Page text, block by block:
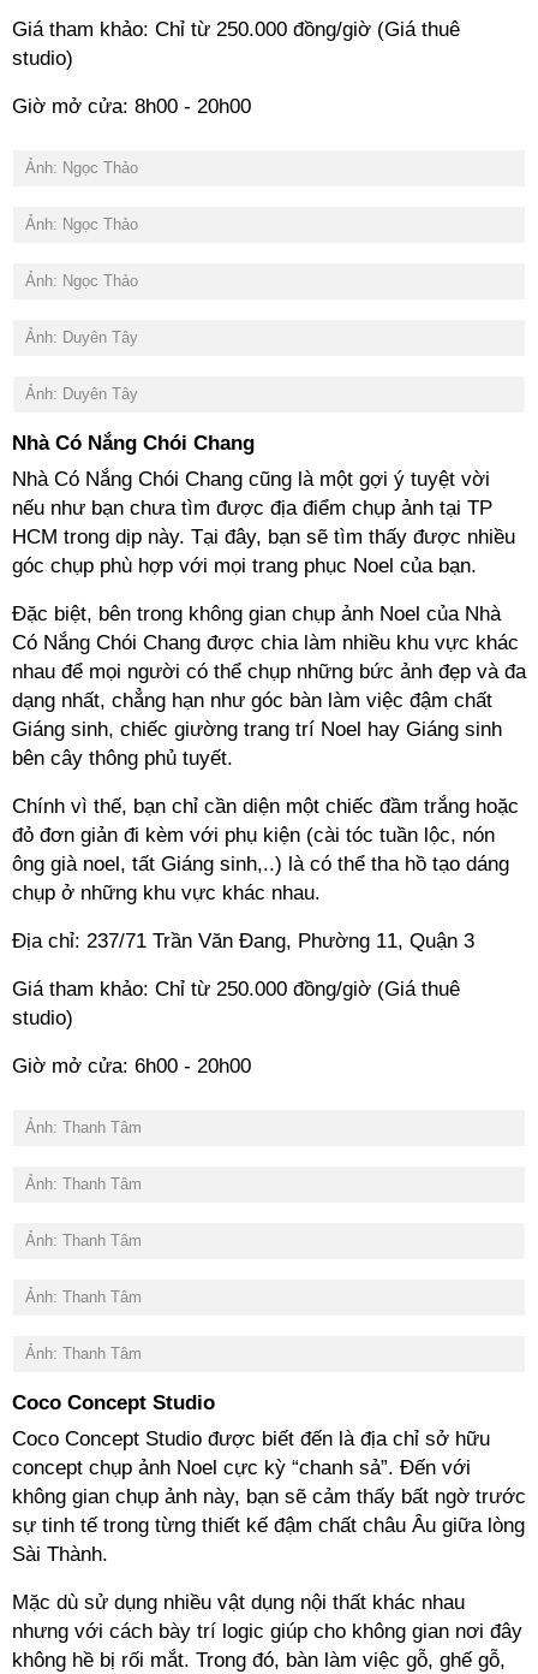
Giá tham khảo: Chỉ từ 250.000 đồng/giờ (Giá thuê
studio)
Giờ mở cửa: 8h00 - 20h00
Ảnh: Ngọc Thảo
Ảnh: Ngọc Thảo
Ảnh: Ngọc Thảo
Ảnh: Duyên Tây
Ảnh: Duyên Tây
Nhà Có Nắng Chói Chang
Nhà Có Nắng Chói Chang cũng là một gợi ý tuyệt vời
nếu như bạn chưa tìm được địa điểm chụp ảnh tại TP
HCM trong dịp này. Tại đây, bạn sẽ tìm thấy được nhiều
góc chụp phù hợp với mọi trang phục Noel của bạn.
Đặc biệt, bên trong không gian chụp ảnh Noel của Nhà
Có Nắng Chói Chang được chia làm nhiều khu vực khác
nhau để mọi người có thể chụp những bức ảnh đẹp và đa
dạng nhất, chẳng hạn như góc bàn làm việc đậm chất
Giáng sinh, chiếc giường trang trí Noel hay Giáng sinh
bên cây thông phủ tuyết.
Chính vì thế, bạn chỉ cần diện một chiếc đầm trắng hoặc
đỏ đơn giản đi kèm với phụ kiện (cài tóc tuần lộc, nón
ông già noel, tất Giáng sinh,..) là có thể tha hồ tạo dáng
chụp ở những khu vực khác nhau.
Địa chỉ: 237/71 Trần Văn Đang, Phường 11, Quận 3
Giá tham khảo: Chỉ từ 250.000 đồng/giờ (Giá thuê
studio)
Giờ mở cửa: 6h00 - 20h00
Ảnh: Thanh Tâm
Ảnh: Thanh Tâm
Ảnh: Thanh Tâm
Ảnh: Thanh Tâm
Ảnh: Thanh Tâm
Coco Concept Studio
Coco Concept Studio được biết đến là địa chỉ sở hữu
concept chụp ảnh Noel cực kỳ “chanh sả”. Đến với
không gian chụp ảnh này, bạn sẽ cảm thấy bất ngờ trước
sự tinh tế trong từng thiết kế đậm chất châu Âu giữa lòng
Sài Thành.
Mặc dù sử dụng nhiều vật dụng nội thất khác nhau
nhưng với cách bày trí logic giúp cho không gian nơi đây
không hề bị rối mắt. Trong đó, bàn làm việc gỗ, ghế gỗ,